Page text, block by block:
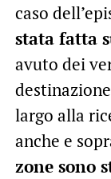
caso
stata fatta
avuto dei
largo alla
anche e
zone sono